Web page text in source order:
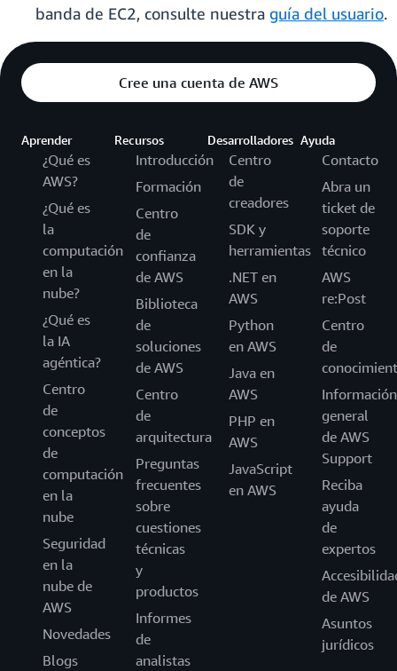
banda de EC2, consulte nuestra guía del usuario.
Cree una cuenta de AWS
Aprender
¿Qué es
AWS?
¿Qué es
la
computación
en la
nube?
¿Qué es
la IA
agéntica?
Centro
de
conceptos
de
computación
en la
nube
Seguridad
en la
nube de
AWS
Novedades
Blogs
Recursos
Introducción
Formación
Centro
de
confianza
de AWS
Biblioteca
de
soluciones
de AWS
Centro
de
arquitectura
Preguntas
frecuentes
sobre
cuestiones
técnicas
y
productos
Informes
de
analistas
Desarrolladores
Centro
de
creadores
SDK y
herramientas
.NET en
AWS
Python
en AWS
Java en
AWS
PHP en
AWS
JavaScript
en AWS
Ayuda
Contacto
Abra un
ticket de
soporte
técnico
AWS
re:Post
Centro
de
Información
general
de AWS
Support
Reciba
ayuda
de
expertos
de AWS
Asuntos
jurídicos